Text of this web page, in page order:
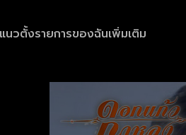
นวตั้งรายการของฉันเพิ่มเติม